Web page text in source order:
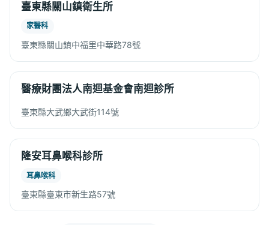
臺東縣關山鎮衛生所
家醫科
臺東縣關山鎮中福里中華路78號
醫療財團法人南迴基金會南迴診所
臺東縣大武鄉大武街114號
隆安耳鼻喉科診所
耳鼻喉科
臺東縣臺東市新生路57號